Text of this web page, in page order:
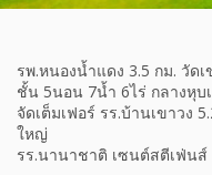
รพ.หนองน้ำแดง 3.5 กม. วัด
ชั้น 5นอน 7น้ำ 6ไร่ กลางหุบ
จัดเต็มเฟอร์ รร.บ้านเขาวง
ใหญ่
รร.นานาชาติ เซนต์สตีเฟ่นส์